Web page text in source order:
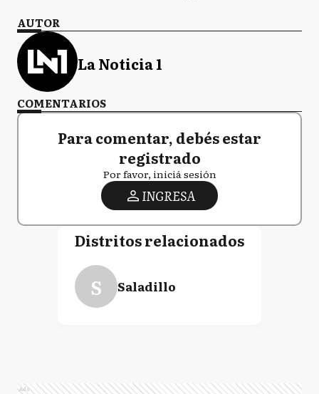
AUTOR
La Noticia 1
COMENTARIOS
Para comentar, debés estar
registrado
Por favor, iniciá sesión
INGRESA
Distritos relacionados
S Saladillo
Ads